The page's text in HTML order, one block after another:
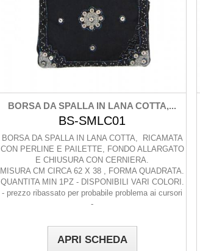
BORSA DA SPALLA IN LANA COTTA,...
BS-SMLC01
BORSA DA SPALLA IN LANA COTTA, RICAMATA
CON PERLINE E PAILETTE, FONDO ALLARGATO
E CHIUSURA CON CERNIERA.
MISURA CM CIRCA 62 X 38 , FORMA QUADRATA.
QUANTITA MIN 1PZ - DISPONIBILI VARI COLORI.
- prezzo ribassato per probabile problema ai cursori
-
APRI SCHEDA